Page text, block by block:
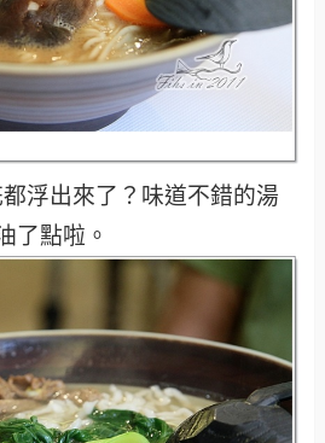
浮出來了？味道不錯的湯
了點啦。